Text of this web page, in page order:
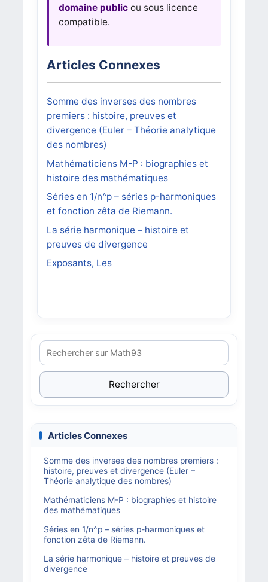
domaine publicou sous licence
compatible.
Articles Connexes
Somme des inverses des nombres
premiers : histoire, preuves et
divergence (Euler – Théorie analytique
des nombres)
Mathématiciens M-P : biographies et
histoire des mathématiques
Séries en 1/n^p – séries p-harmoniques
et fonction zêta de Riemann.
La série harmonique – histoire et
preuves de divergence
Exposants, Les
Rechercher
Articles Connexes
Somme des inverses des nombres premiers :
histoire, preuves et divergence (Euler –
Théorie analytique des nombres)
Mathématiciens M-P : biographies et histoire
des mathématiques
Séries en 1/n^p – séries p-harmoniques et
fonction zêta de Riemann.
La série harmonique – histoire et preuves de
divergence